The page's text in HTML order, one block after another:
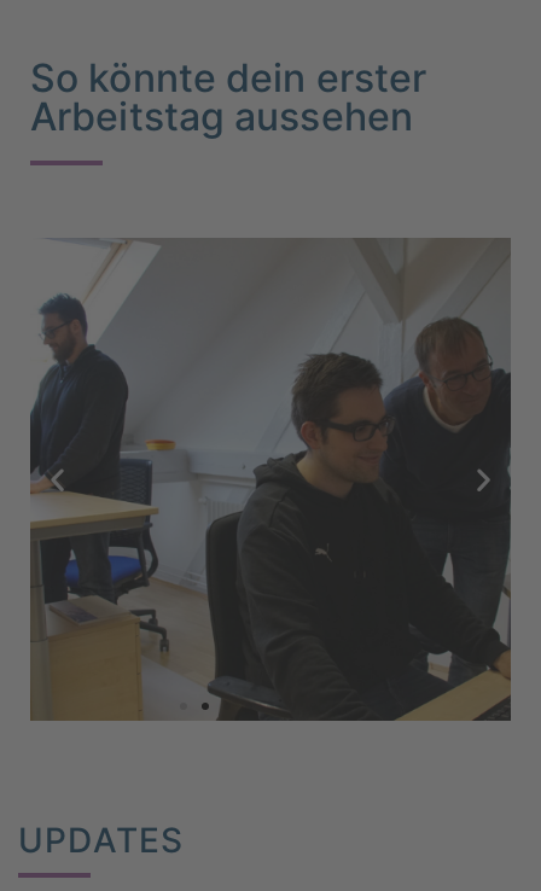
So könnte dein erster
Arbeitstag aussehen
Dein Mentor zeigt dir deinen
Arbeitsplatz und ihr erledigt die
UPDATES